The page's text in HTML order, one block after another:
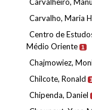
Carvalho, Maria
Centro de
Médio Oriente 1
Chajmowiez,
Chilcote, Ronald 1
Chipenda, Daniel